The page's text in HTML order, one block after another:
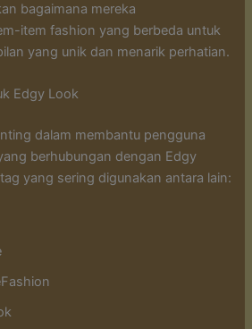
bagaimana mereka
item fashion yang berbeda untuk
yang unik dan menarik perhatian.
Edgy Look
dalam membantu pengguna
berhubungan dengan Edgy
yang sering digunakan antara lain: